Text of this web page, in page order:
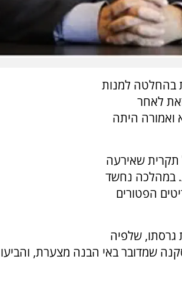
בהחלטה למנות
לאחר
ואמורה היתה
תקרית שאירעה
במהלכה נחשד
הפטורים
גרסתו, שלפיה
שמדובר באי הבנה מצערת,